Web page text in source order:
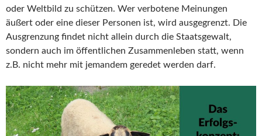
oder Weltbild zu schützen. Wer verbotene Meinungen
äußert oder eine dieser Personen ist, wird ausgegrenzt. Die
Ausgrenzung findet nicht allein durch die Staatsgewalt,
sondern auch im öffentlichen Zusammenleben statt, wenn
z.B. nicht mehr mit jemandem geredet werden darf.